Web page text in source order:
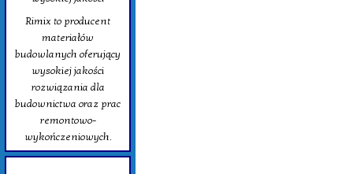
Rimix to producent
materiałów
budowlanych oferujący
wysokiej jakości
rozwiązania dla
budownictwa oraz prac
remontowo-
wykończeniowych.